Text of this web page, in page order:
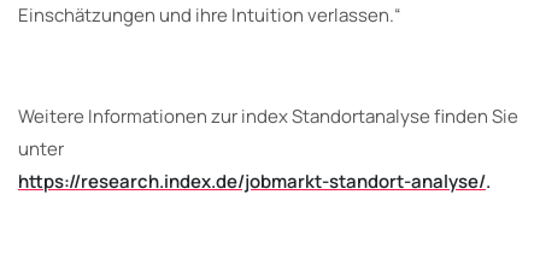
Einschätzungen und ihre Intuition verlassen.“
Weitere Informationen zur index Standortanalyse finden Sie
unter
https://research.index.de/jobmarkt-standort-analyse/.